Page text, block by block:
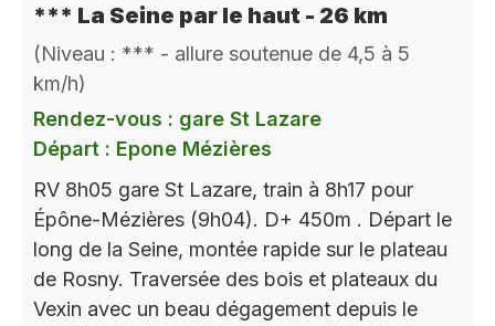
*** La Seine par le haut - 26 km
(Niveau : *** - allure soutenue de 4,5 à 5
km/h)
Rendez-vous : gare St Lazare
Départ : Epone Mézières
RV 8h05 gare St Lazare, train à 8h17 pour
Épône-Mézières (9h04). D+ 450m . Départ le
long de la Seine, montée rapide sur le plateau
de Rosny. Traversée des bois et plateaux du
Vexin avec un beau dégagement depuis le